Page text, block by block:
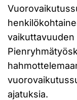
ajatuksia.